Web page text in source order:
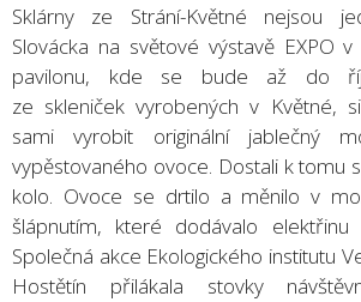
Sklárny ze Strání-Květné nejsou
Slovácka na světové výstavě EXPO
pavilonu, kde se bude až do
ze skleniček vyrobených v Květné,
sami vyrobit originální jablečný
vypěstovaného ovoce. Dostali k tomu
kolo. Ovoce se drtilo a měnilo v
šlápnutím, které dodávalo elektřinu
Společná akce Ekologického institutu
Hostětín přilákala stovky